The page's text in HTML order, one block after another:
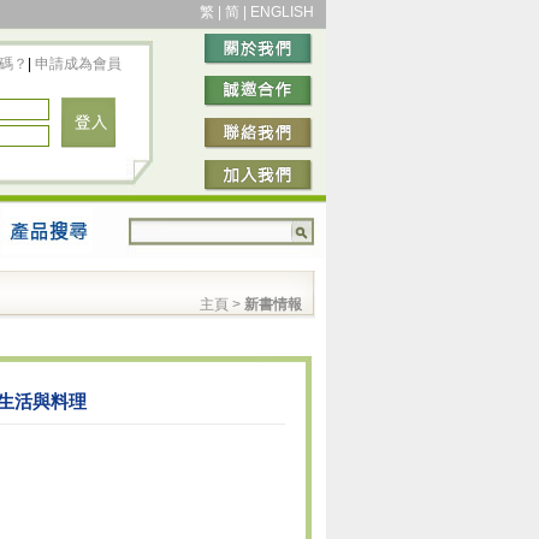
繁 简 ENGLISH
？ 申請成為會員
主頁 > 新書情報
活與料理